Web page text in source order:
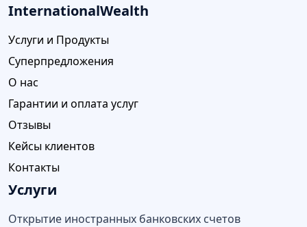
InternationalWealth
Услуги и Продукты
Суперпредложения
О нас
Гарантии и оплата услуг
Отзывы
Кейсы клиентов
Контакты
Услуги
Открытие иностранных банковских счетов